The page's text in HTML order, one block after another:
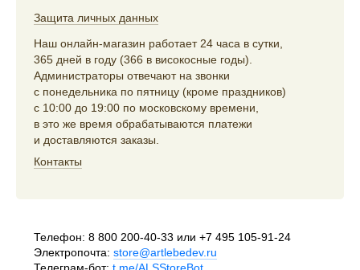
Защита личных данных
Наш онлайн-магазин работает 24 часа в сутки,
365 дней в году (366 в високосные годы).
Администраторы отвечают на звонки
с понедельника по пятницу (кроме праздников)
с 10:00 до 19:00 по московскому времени,
в это же время обрабатываются платежи
и доставляются заказы.
Контакты
Телефон: 8 800 200-40-33 или +7 495 105-91-24
Электропочта: store@artlebedev.ru